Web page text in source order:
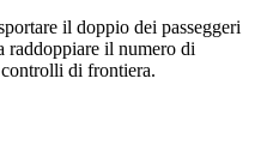
il doppio dei passeggeri
raddoppiare il numero di
di frontiera.